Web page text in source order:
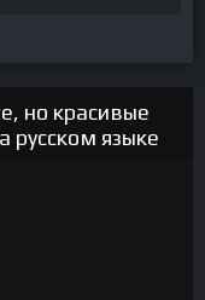
но красивые
русском языке